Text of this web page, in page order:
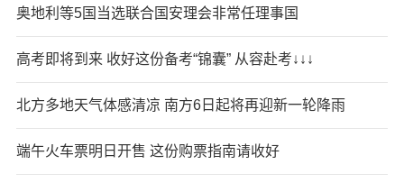
奥地利等5国当选联合国安理会非常任理事国
高考即将到来 收好这份备考“锦囊” 从容赴考↓↓↓
北方多地天气体感清凉 南方6日起将再迎新一轮降雨
端午火车票明日开售 这份购票指南请收好